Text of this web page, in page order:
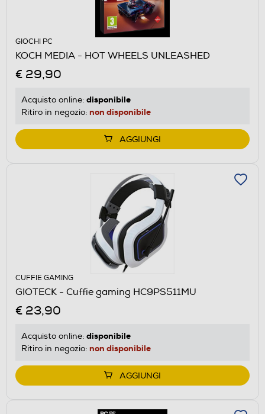
GIOCHI PC
KOCH MEDIA - HOT WHEELS UNLEASHED
€ 29,90
Acquisto online: disponibile
Ritiro in negozio: non disponibile
AGGIUNGI
CUFFIE GAMING
GIOTECK - Cuffie gaming HC9PS511MU
€ 23,90
Acquisto online: disponibile
Ritiro in negozio: non disponibile
AGGIUNGI